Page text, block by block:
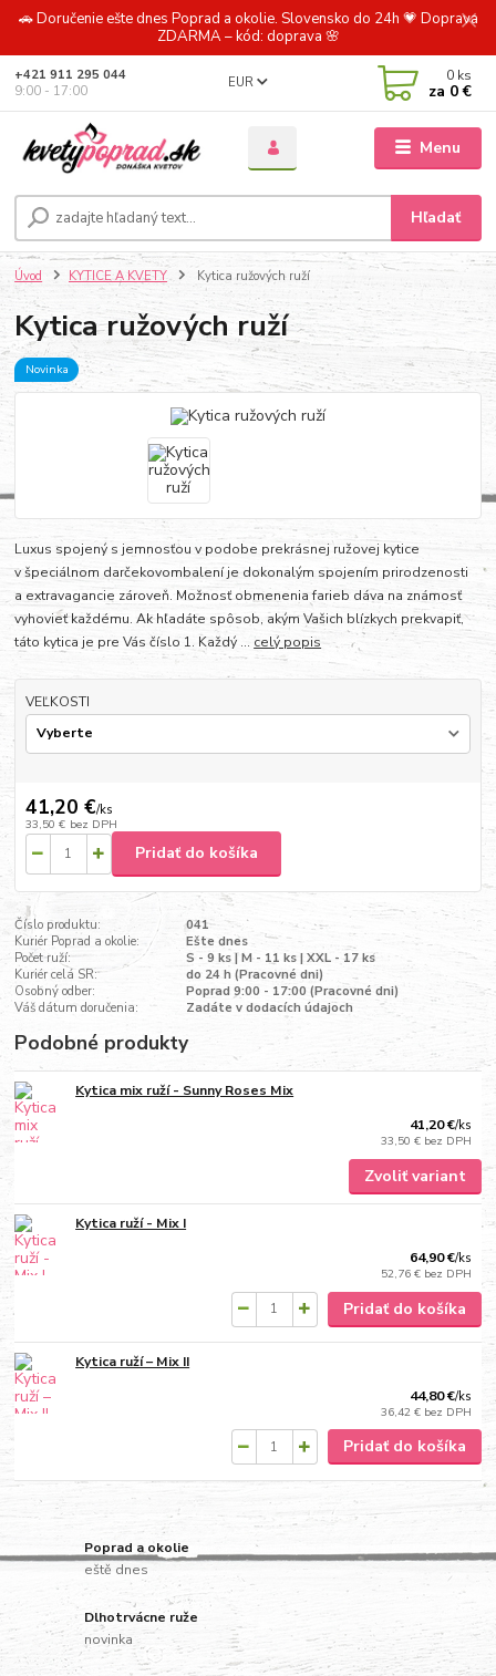
🚗 Doručenie ešte dnes Poprad a okolie. Slovensko do 24h 💗 Doprava
ZDARMA – kód: doprava 🌸
Menu
EUR
Hľadať
+421 911 295 044
9:00 - 17:00
0 ks
za 0 €
Úvod KYTICE A KVETY Kytica ružových ruží
Kytica ružových ruží
Novinka
Luxus spojený s jemnosťou v podobe prekrásnej ružovej kytice
v špeciálnom darčekovombalení je dokonalým spojením prirodzenosti
a extravagancie zároveň. Možnosť obmenenia farieb dáva na známosť
vyhovieť každému. Ak hľadáte spôsob, akým Vašich blízkych prekvapiť,
táto kytica je pre Vás číslo 1. Každý ... celý popis
VEĽKOSTI
41,20 €/ks
33,50 € bez DPH
Pridať do košíka
Číslo produktu:
041
Kuriér Poprad a okolie:
Ešte dnes
Počet ruží:
S - 9 ks | M - 11 ks | XXL - 17 ks
Kuriér celá SR:
do 24 h (Pracovné dni)
Osobný odber:
Poprad 9:00 - 17:00 (Pracovné dni)
Váš dátum doručenia:
Zadáte v dodacích údajoch
Podobné produkty
Kytica mix ruží - Sunny Roses Mix
41,20 €/ks
33,50 € bez DPH
Zvoliť variant
Kytica ruží - Mix I
64,90 €/ks
52,76 € bez DPH
Pridať do košíka
Kytica ruží – Mix II
44,80 €/ks
36,42 € bez DPH
Pridať do košíka
Poprad a okolie
eště dnes
Dlhotrvácne ruže
novinka